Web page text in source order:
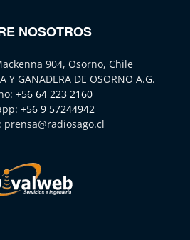
NOSOTROS
904, Osorno, Chile
Y GANADERA DE OSORNO A.G.
+56 64 223 2160
+56 9 57244942
prensa@radiosago.cl